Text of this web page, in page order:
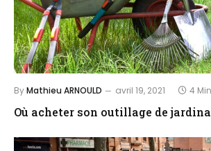
ByMathieu ARNOULD avril 19, 2021 4
Où acheter son outillage de